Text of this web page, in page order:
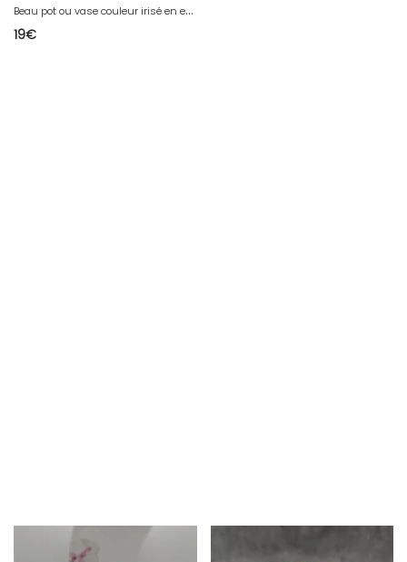
B
eau pot ou vase couleur irisé en emaux de vichy en bon etat
19€